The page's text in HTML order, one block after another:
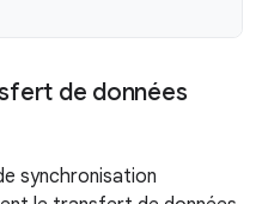
de données
synchronisation